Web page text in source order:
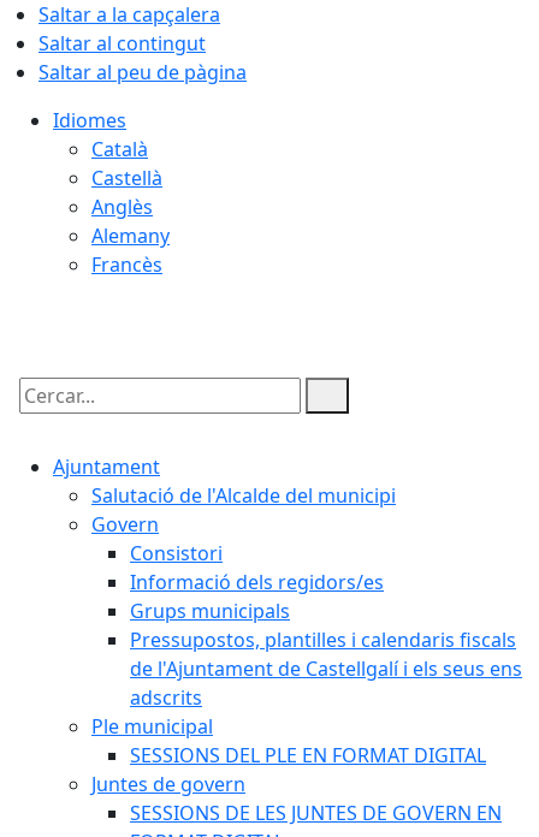
Saltar a la capçalera
Saltar al contingut
Saltar al peu de pàgina
Idiomes
Català
Castellà
Anglès
Alemany
Francès
Cercar:
Ajuntament
Salutació de l'Alcalde del municipi
Govern
Consistori
Informació dels regidors/es
Grups municipals
Pressupostos, plantilles i calendaris fiscals
de l'Ajuntament de Castellgalí i els seus ens
adscrits
Ple municipal
SESSIONS DEL PLE EN FORMAT DIGITAL
Juntes de govern
SESSIONS DE LES JUNTES DE GOVERN EN